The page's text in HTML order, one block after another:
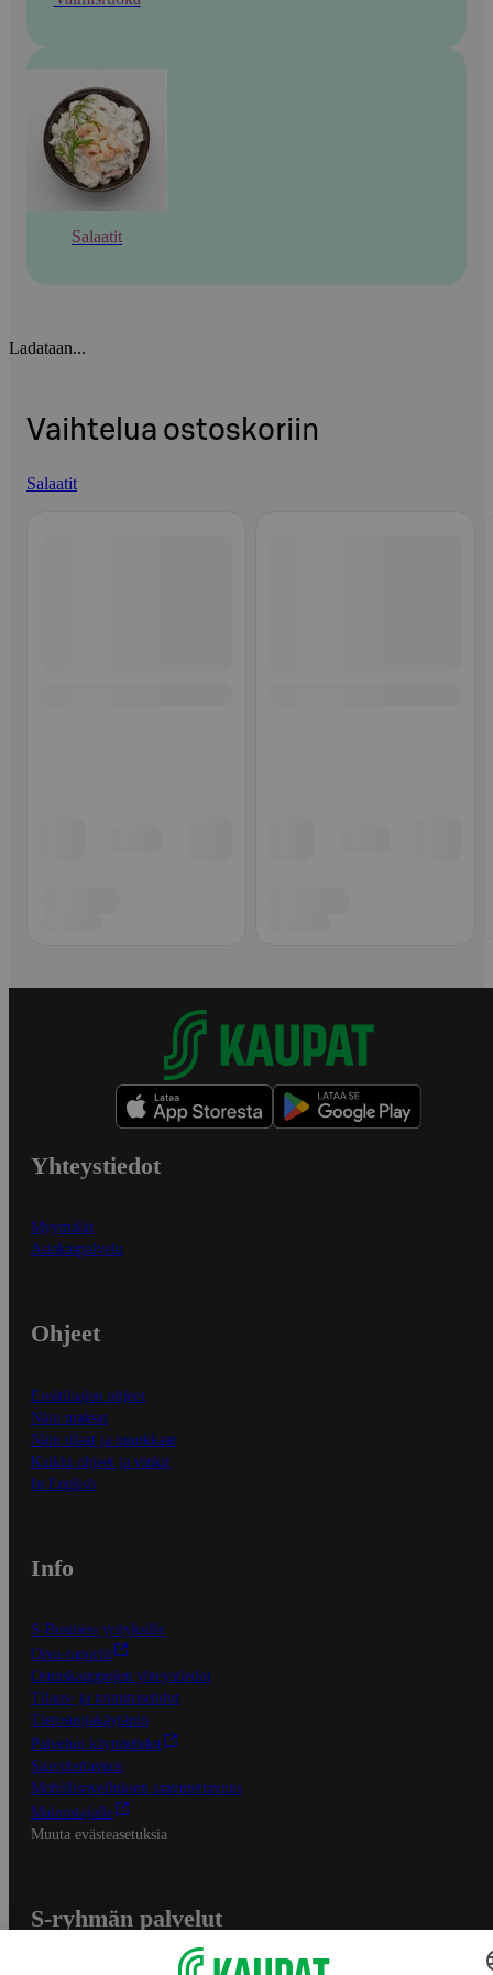
Salaatit
Ladataan...
Vaihtelua ostoskoriin
Salaatit
Yhteystiedot
Myymälät
Asiakaspalvelu
Ohjeet
Ensitilaajan ohjeet
Näin maksat
Näin tilaat ja muokkaat
Kaikki ohjeet ja vinkit
In English
Info
S-Business yrityksille
Oiva-raportit
Osuuskauppojen yhteystiedot
Tilaus- ja toimitusehdot
Tietosuojakäytäntö
Palvelun käyttöehdot
Saavutettavuus
Mobiilisovelluksen saavutettavuus
Mainostajalle
Muuta evästeasetuksia
S-ryhmän palvelut